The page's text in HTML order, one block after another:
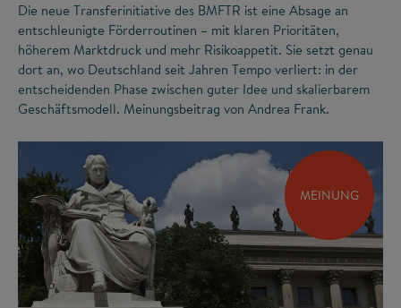
Die neue Transferinitiative des BMFTR ist eine Absage an
entschleunigte Förderroutinen – mit klaren Prioritäten,
höherem Marktdruck und mehr Risikoappetit. Sie setzt genau
dort an, wo Deutschland seit Jahren Tempo verliert: in der
entscheidenden Phase zwischen guter Idee und skalierbarem
Geschäftsmodell. Meinungsbeitrag von Andrea Frank.
MEINUNG